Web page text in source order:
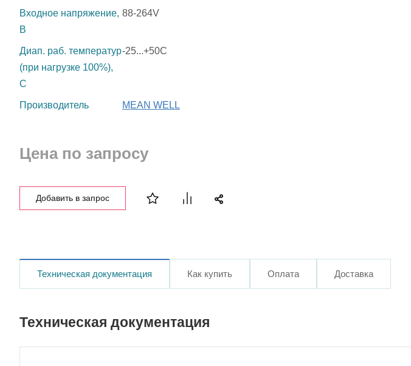
Входное напряжение,
В
88-264V
Диап. раб. температур
(при нагрузке 100%),
C
-25...+50C
Производитель MEAN WELL
Цена по запросу
Добавить в запрос
Техническая документация Как купить Оплата Доставка
Техническая документация